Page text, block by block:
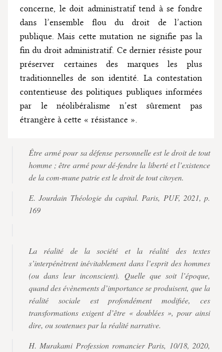
concerne, le doit administratif tend à se fondre
dans l’ensemble flou du droit de l’action
publique. Mais cette mutation ne signifie pas la
fin du droit administratif. Ce dernier résiste pour
préserver certaines des marques les plus
traditionnelles de son identité. La contestation
contentieuse des politiques publiques informées
par le néolibéralisme n’est sûrement pas
étrangère à cette « résistance ».
Être armé pour sa défense personnelle est le droit de tout
homme ; être armé pour dé-fendre la liberté et l’existence
de la com-mune patrie est le droit de tout citoyen.
E. Jourdain Théologie du capital. Paris, PUF, 2021, p.
169
La réalité de la société et la réalité des textes
s’interpénètrent inévitablement dans l’esprit des hommes
(ou dans leur inconscient). Quelle que soit l’époque,
quand des évènements d’importance se produisent, que la
réalité sociale est profondément modifiée, ces
transformations exigent d’être « doublées », pour ainsi
dire, ou soutenues par la réalité narrative.
H. Murakami Profession romancier Paris, 10/18, 2020,